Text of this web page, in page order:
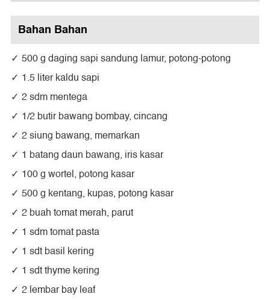
Bahan Bahan
500 g daging sapi sandung lamur, potong-potong
1.5 liter kaldu sapi
2 sdm mentega
1/2 butir bawang bombay, cincang
2 siung bawang, memarkan
1 batang daun bawang, iris kasar
100 g wortel, potong kasar
500 g kentang, kupas, potong kasar
2 buah tomat merah, parut
1 sdm tomat pasta
1 sdt basil kering
1 sdt thyme kering
2 lembar bay leaf